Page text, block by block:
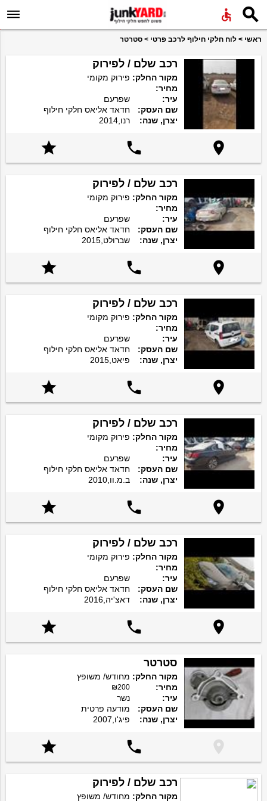
 
ראשי > לוח חלקי חילוף לרכב פרטי > סטרטר
רכב שלם / לפירוק
מקור החלק: פירוק מקומי
מחיר:
עיר:
שפרעם
שם העסק:
חדאד אליאס חלקי חילוף
יצרן, שנה:
רנו,2014



רכב שלם / לפירוק
מקור החלק: פירוק מקומי
מחיר:
עיר:
שפרעם
שם העסק:
חדאד אליאס חלקי חילוף
יצרן, שנה:
שברולט,2015



רכב שלם / לפירוק
מקור החלק: פירוק מקומי
מחיר:
עיר:
שפרעם
שם העסק:
חדאד אליאס חלקי חילוף
יצרן, שנה:
פיאט,2015



רכב שלם / לפירוק
מקור החלק: פירוק מקומי
מחיר:
עיר:
שפרעם
שם העסק:
חדאד אליאס חלקי חילוף
יצרן, שנה:
ב.מ.וו,2010



רכב שלם / לפירוק
מקור החלק: פירוק מקומי
מחיר:
עיר:
שפרעם
שם העסק:
חדאד אליאס חלקי חילוף
יצרן, שנה:
דאצ'יה,2016



סטרטר
מקור החלק: מחודש/ משופץ
מחיר:
₪200
עיר:
נשר
שם העסק:
מודעה פרטית
יצרן, שנה:
פיג'ו,2007



רכב שלם / לפירוק
מקור החלק: מחודש/ משופץ